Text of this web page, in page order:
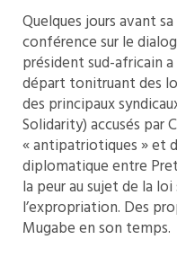
Quelques jours avant
conférence sur le
président sud-africain
départ tonitruant des
des principaux
Solidarity) accusés par
« antipatriotiques » et
diplomatique entre
la peur au sujet de la
l’expropriation. Des
Mugabe en son temps.